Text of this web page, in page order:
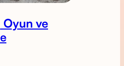
Oyun ve